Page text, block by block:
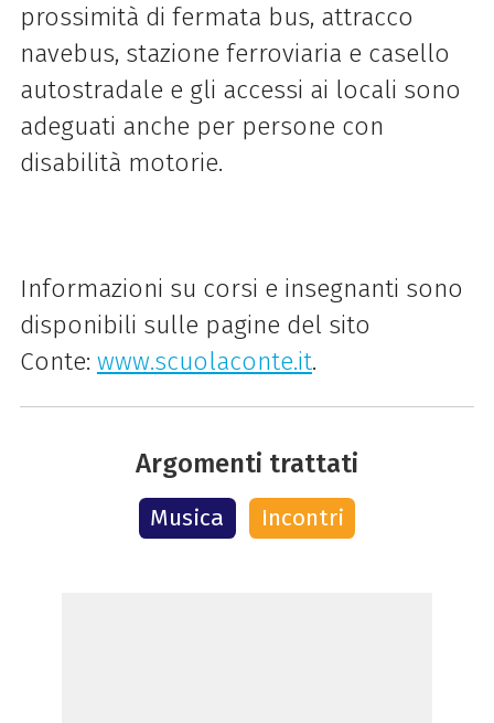
prossimità di fermata bus, attracco
navebus, stazione ferroviaria e casello
autostradale e gli accessi ai locali sono
adeguati anche per persone con
disabilità motorie.
Informazioni su corsi e insegnanti sono
disponibili sulle pagine del sito
Conte: www.scuolaconte.it.
Argomenti trattati
Musica Incontri